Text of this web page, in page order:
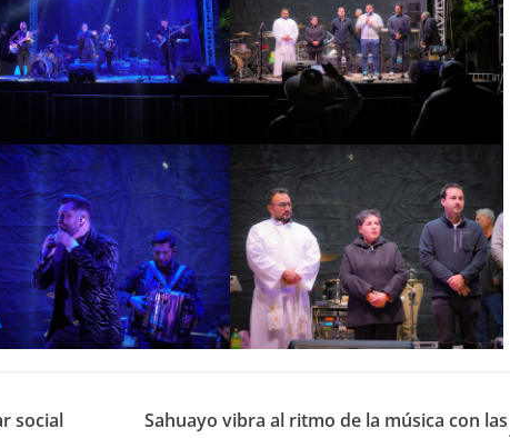
social
Sahuayo vibra al ritmo de la música con las